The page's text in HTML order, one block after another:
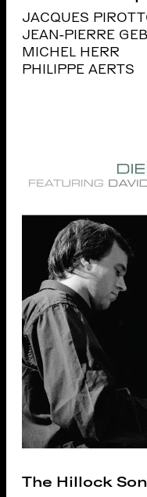
JACQUES
JEAN-PIERRE
MICHEL HERR
PHILIPPE AERTS
The Hillock